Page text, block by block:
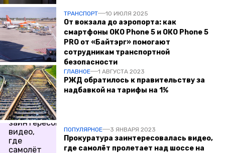
ТРАНСПОРТ 10 ИЮЛЯ 2025
От вокзала до аэропорта: как
смартфоны ОКО Phone 5 и ОКО Phone 5
PRO от «Байтэрг» помогают
сотрудникам транспортной
безопасности
ГЛАВНОЕ 1 АВГУСТА 2023
РЖД обратилось к правительству за
надбавкой на тарифы на 1%
ПОПУЛЯРНОЕ 3 ЯНВАРЯ 2023
Прокуратура заинтересовалась видео,
где самолёт пролетает над шоссе на